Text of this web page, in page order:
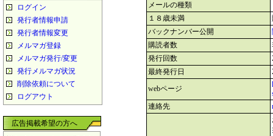
ログイン
発行者情報申請
発行者情報変更
メルマガ登録
メルマガ発行/変更
発行メルマガ状況
削除依頼について
ログアウト
広告掲載希望の方へ
メールの種類
１８歳未満
バックナンバー公開
購読者数
発行回数
最終発行日
webページ
連絡先